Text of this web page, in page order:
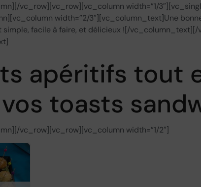
vc_row][vc_row][vc_column width=”1/
width=”2/3″][vc_column_text]Une
simple, facile à faire, et délicieux ![/
apéritifs tout
vos toasts
vc_row][vc_row][vc_column width=”1/2″]